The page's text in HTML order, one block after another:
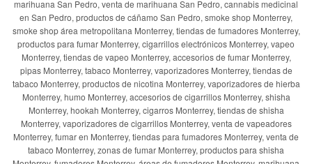
marihuana San Pedro, venta de marihuana San Pedro, cannabis medicinal
en San Pedro, productos de cáñamo San Pedro, smoke shop Monterrey,
smoke shop área metropolitana Monterrey, tiendas de fumadores Monterrey,
productos para fumar Monterrey, cigarrillos electrónicos Monterrey, vapeo
Monterrey, tiendas de vapeo Monterrey, accesorios de fumar Monterrey,
pipas Monterrey, tabaco Monterrey, vaporizadores Monterrey, tiendas de
tabaco Monterrey, productos de nicotina Monterrey, vaporizadores de hierba
Monterrey, humo Monterrey, accesorios de cigarrillos Monterrey, shisha
Monterrey, hookah Monterrey, cigarros Monterrey, tiendas de shisha
Monterrey, vaporizadores de cigarrillos Monterrey, venta de vapeadores
Monterrey, fumar en Monterrey, tiendas para fumadores Monterrey, venta de
tabaco Monterrey, zonas de fumar Monterrey, productos para shisha